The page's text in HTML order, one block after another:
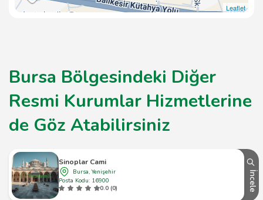
Leaflet
Bursa Bölgesindeki Diğer
Resmi Kurumlar Hizmetlerine
de Göz Atabilirsiniz
Sinoplar Cami
Bursa, Yenişehir
Posta Kodu: 16900
0.0 (0)
İncele